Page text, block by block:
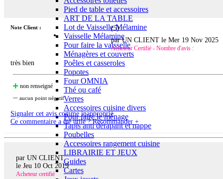
Pied de table et accessoires
ART DE LA TABLE
Lot de Vaisselle Mélamine
Vaisselle Mélamine
Pour faire la vaisselle
Ménagères et couverts
Poêles et casseroles
Popotes
Four OMNIA
Thé ou café
Verres
Accessoires cuisine divers
Pour faire le ménage
Tapis anti dérapant et nappe
Poubelles
Accessoires rangement cuisine
LIBRAIRIE ET JEUX
Guides
Cartes
Note Client : (5)
par UN CLIENT leMer 19 Nov 2025
Acheteur Certifié - Nombre d'avis :
très bien
non renseigné
aucun point négatif
Signaler cet avis comme inapproprié
Ce commentaire a été utile ? Recommander +
par UN CLIENT
le Jeu 10 Oct 2019
Acheteur certifié